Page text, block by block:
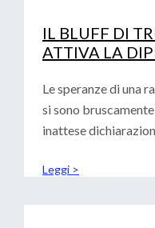
IL BLUFF DI
ATTIVA LA
Le speranze di una
si sono
inattese
Leggi >